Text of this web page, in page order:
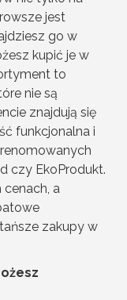
jest
go w
kupić je w
to
nie są
znajdują się
funkcjonalna i
czy EkoProdukt.
a
zakupy w